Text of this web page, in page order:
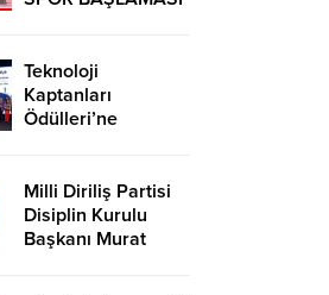
UZAK TUTUMUŞ
OLACAKTIR
Teknoloji
Kaptanları
Ödülleri’ne
Milli Diriliş Partisi
Disiplin Kurulu
Başkanı Murat